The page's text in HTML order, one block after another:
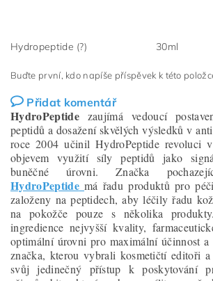
Hydropeptide (?) 30ml
Buďte první, kdo napíše příspěvek k této
Přidat komentář
HydroPeptide zaujímá vedoucí
peptidů a dosažení skvělých výsledků v
roce 2004 učinil HydroPeptide
objevem využití síly peptidů jako
buněčné úrovni. Značka
HydroPeptide má řadu produktů pro
založeny na peptidech, aby léčily řadu
na pokožče pouze s několika
ingredience nejvyšší kvality,
optimální úrovni pro maximální účinnost a
značka, kterou vybrali kosmetičtí editoři a
svůj jedinečný přístup k poskytování